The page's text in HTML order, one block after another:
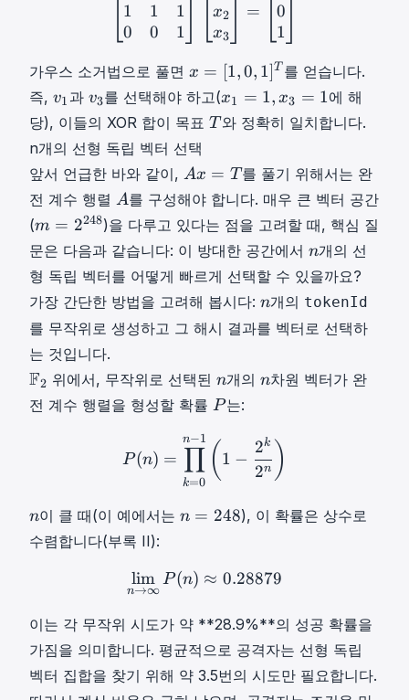
d
o
t
s
,
x
_
n
]
^
T
[
1
,
0
,
1
^
T
v
_
1
=
1
,
1
,
0
]
^
T
]
T
v
_
2
=
0
,
1
,
0
^
T
1
]
T
v
_
3
=
[
0
,
1
,
1
]
^
T
=
T
1
0
1
0
1
1
x2
x3
=
0
1
가우스 소거법으로 풀면 x
=
1
,
0
,
1
]
T
x
=
0
,
]
^
T
x = [1,0, 1]T 를 얻습니다.
즉, v
1
_
1
v1 과 v
3
_
3
v3를 선택해야 하고(x
1
=
,
x
3
=
1
x
_
1
,
x
3
x1 = 1, x3 = 1에 해
당), 이들의 XOR 합이 목표 T
T 와 정확히 일치합니다.
n개의 선형 독립 벡터 선택
앞서 언급한 바와 같이, A
x
=
T
A
x
=
Ax = T 를 풀기 위해서는 완
전 계수 행렬 A
A
A를 구성해야 합니다. 매우 큰 벡터 공간
(m
=
2
2
4
8
m
=
2
^
}
m = 2248)을 다루고 있다는 점을 고려할 때, 핵심 질
문은 다음과 같습니다: 이 방대한 공간에서 n
n
n개의 선
형 독립 벡터를 어떻게 빠르게 선택할 수 있을까요?
가장 간단한 방법을 고려해 봅시다: n
n
n개의 tokenId
를 무작위로 생성하고 그 해시 결과를 벡터로 선택하
는 것입니다.
F
2
\
b
b
_
2
F2 위에서, 무작위로 선택된 n
n
n개의 n
n차원 벡터가 완
전 계수 행렬을 형성할 확률 P
P는:
P( ∏k=
P(n) =
k=0
∏
n−1
( 1 −
2n
2k )
n
n
n이 클 때(이 예에서는 n
4
n
=
2
4
n = 248), 이 확률은 상수로
수렴합니다(부록 II):
limn→∞P
n→∞
lim P (n) ≈ 0.28879
이는 각 무작위 시도가 약 **28.9%**의 성공 확률을
가짐을 의미합니다. 평균적으로 공격자는 선형 독립
벡터 집합을 찾기 위해 약 3.5번의 시도만 필요합니다.